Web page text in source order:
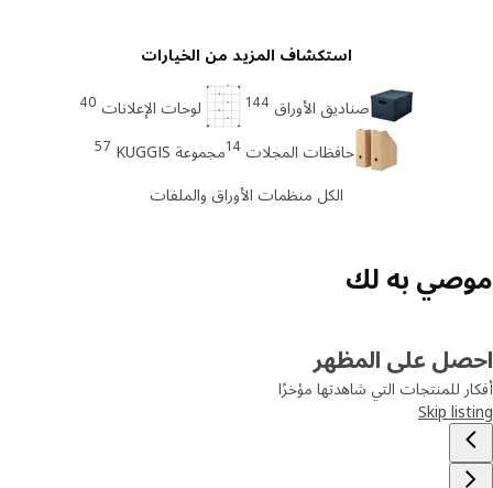
استكشاف المزيد من الخيارات
صناديق الأوراق 144 لوحات الإعلانات 40
حافظات المجلات 14مجموعة KUGGIS 57
الكل منظمات الأوراق والملفات
به لك
على المظهر
للمنتجات التي شاهدتها مؤخرًا
Skip